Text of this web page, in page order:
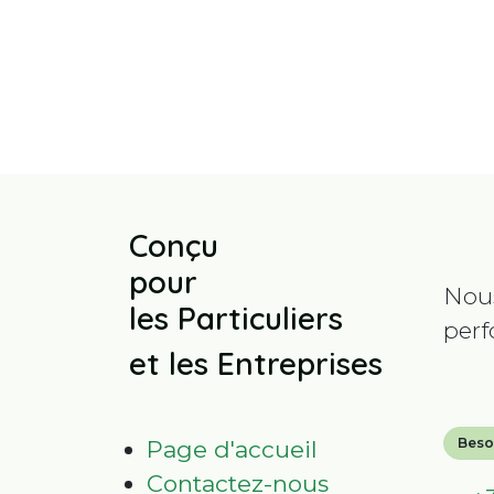
Conçu
pour
les Particuliers
et les Entreprises
Page d'accueil
Contactez-nous